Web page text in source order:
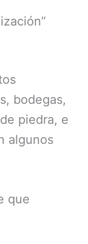
bodegas,
piedra, e
algunos
que